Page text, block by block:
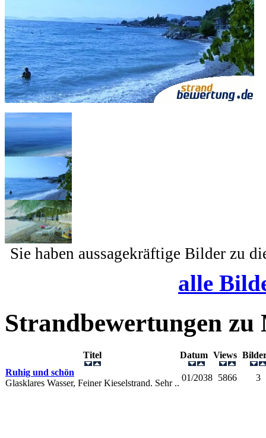
Sie haben aussagekräftige Bilder zu
alle
Strandbewertungen zu
Titel Datum Views
Ruhig und schön
Glasklares Wasser, Feiner Kieselstrand. Sehr ..
01/2038 5866 3